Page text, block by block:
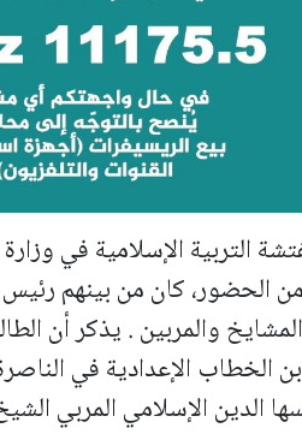
التربية الإسلامية في وزارة
الحضور، كان من بينهم رئيس
والمربين . يذكر أن
الإعدادية في الناصرة
الدين الإسلامي المربي